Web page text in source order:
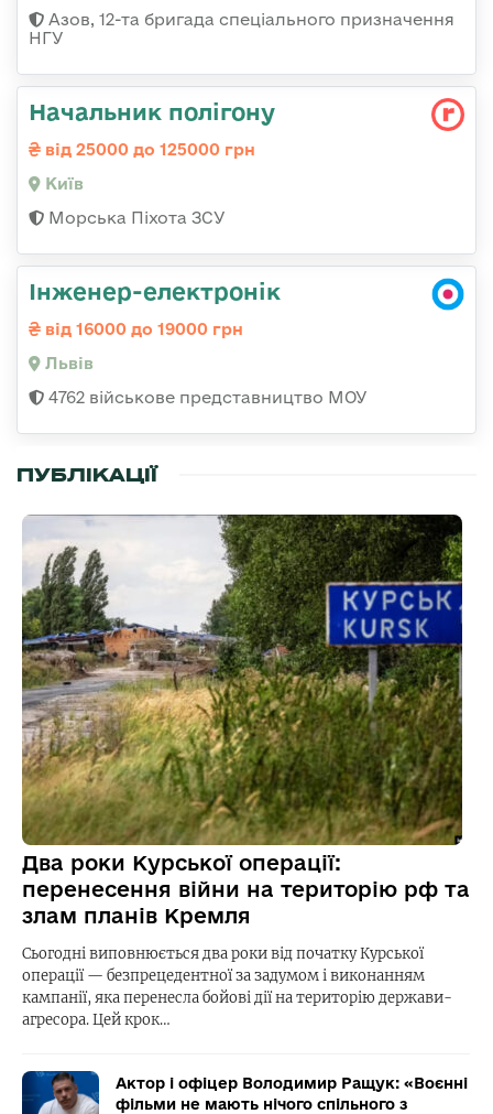
Азов, 12-та бригада спеціального призначення
НГУ
Начальник полігону
від 25000 до 125000 грн
Київ
Морська Піхота ЗСУ
Інженер-електронік
від 16000 до 19000 грн
Львів
4762 військове представництво МОУ
ПУБЛІКАЦІЇ
Два роки Курської операції:
перенесення війни на територію рф та
злам планів Кремля
Сьогодні виповнюється два роки від початку Курської
операції — безпрецедентної за задумом і виконанням
кампанії, яка перенесла бойові дії на територію держави-
агресора. Цей крок…
Актор і офіцер Володимир Ращук: «Воєнні
фільми не мають нічого спільного з